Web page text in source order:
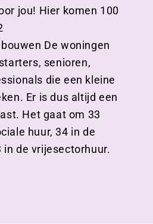
jou! Hier komen 100
De woningen
senioren,
die een kleine
Er is dus altijd een
Het gaat om 33
huur, 34 in de
in de vrijesectorhuur.